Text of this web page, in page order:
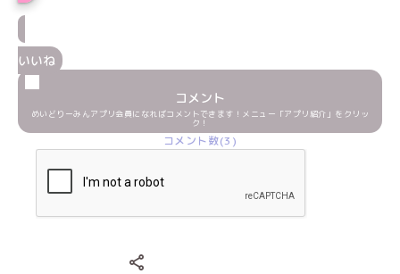
いいね
コメント
めいどりーみんアプリ会員になればコメントできます！メニュー「アプリ紹介」をクリッ
ク！
コメント数(3)